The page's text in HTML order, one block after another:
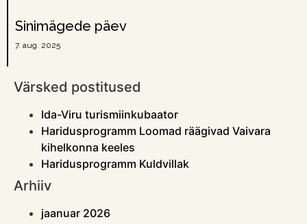
Sinimägede päev
7. aug. 2025
Värsked postitused
Ida-Viru turismiinkubaator
Haridusprogramm Loomad räägivad Vaivara
kihelkonna keeles
Haridusprogramm Kuldvillak
Arhiiv
jaanuar 2026